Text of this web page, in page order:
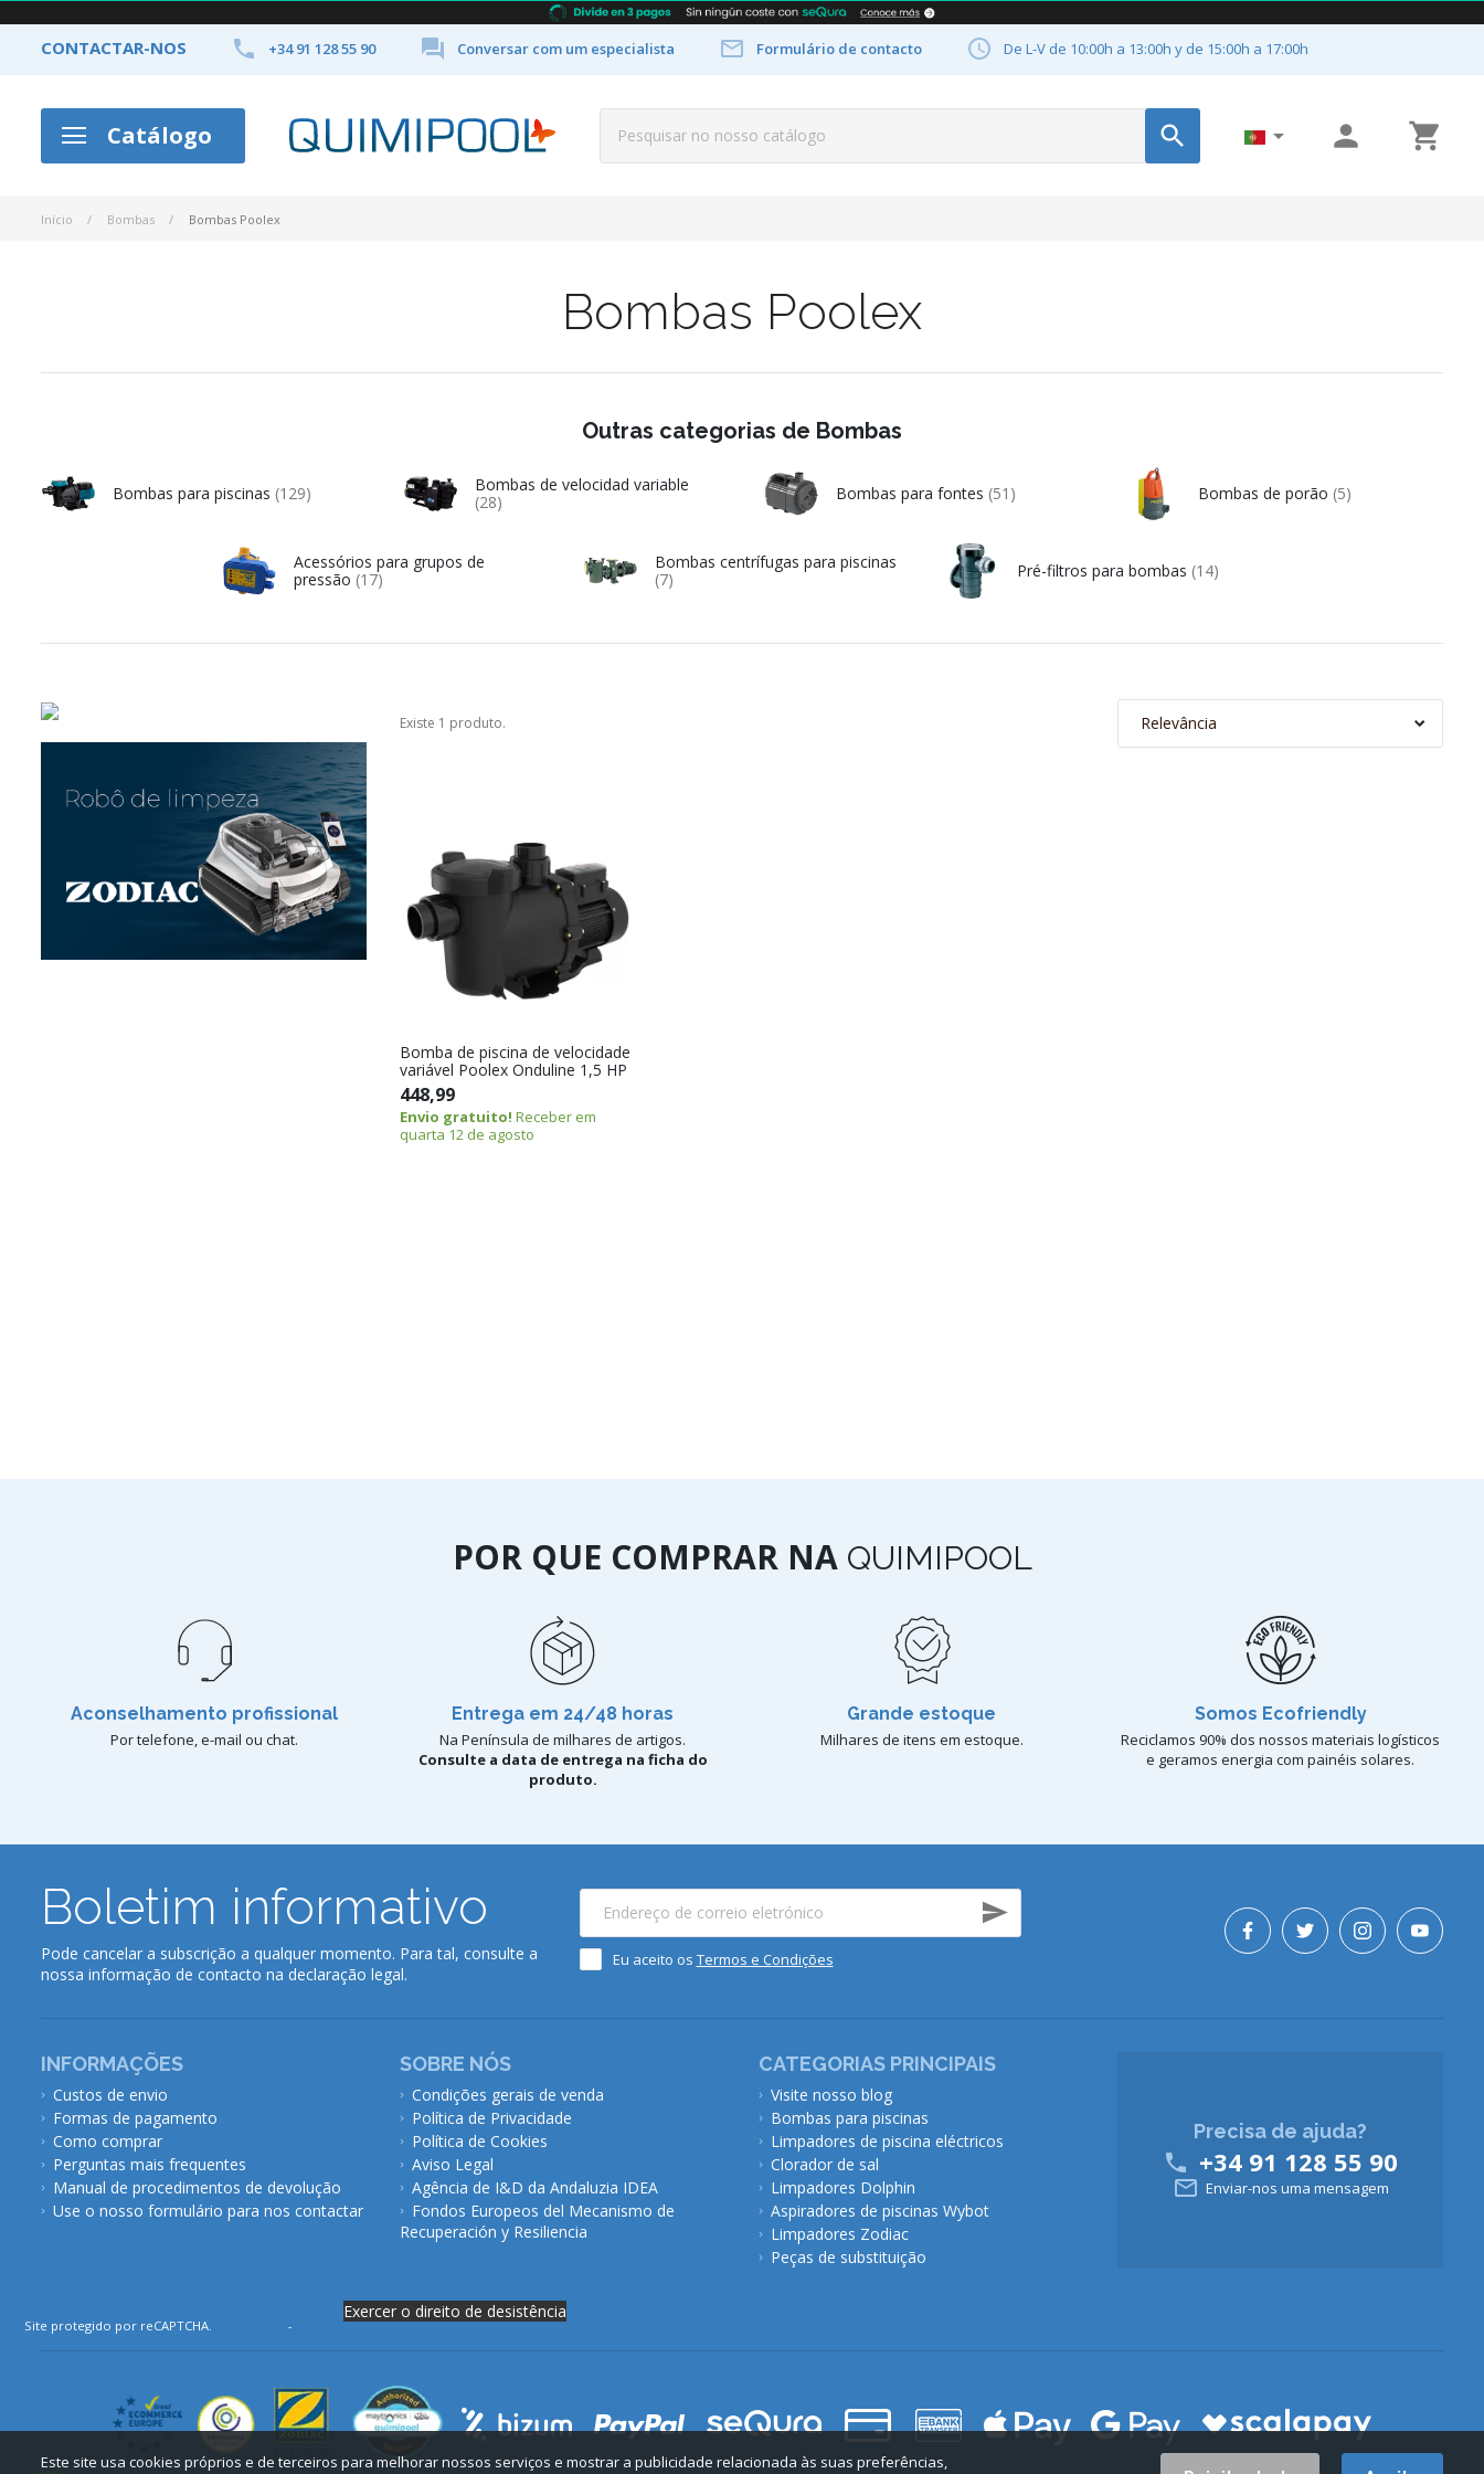
CONTACTAR-NOS  +34 91 128 55 90  Conversar com um especialista  Formulário de contacto  De L-V de 10:00h a 13:00h y de 15:00h a 17:00h
Catálogo    
Início Bombas Bombas Poolex
Bombas Poolex
Outras categorias de Bombas
Bombas para piscinas (129)
Bombas de velocidad variable
(28)
Bombas para fontes (51) Bombas de porão (5)
Acessórios para grupos de
pressão (17)
Bombas centrífugas para piscinas
(7)
Pré-filtros para bombas (14)
Existe 1 produto. Relevância
Bomba de piscina de velocidade
variável Poolex Onduline 1,5 HP
448,99
Envio gratuito! Receber em
quarta 12 de agosto
POR QUE COMPRAR NAQUIMIPOOL
Aconselhamento profissional
Por telefone, e-mail ou chat.
Entrega em 24/48 horas
Na Península de milhares de artigos.
Consulte a data de entrega na ficha do
produto.
Grande estoque
Milhares de itens em estoque.
Somos Ecofriendly
Reciclamos 90% dos nossos materiais logísticos
e geramos energia com painéis solares.
Boletim informativo
Pode cancelar a subscrição a qualquer momento. Para tal, consulte a
nossa informação de contacto na declaração legal.
Eu aceito os Termos e Condições
INFORMAÇÕES
Custos de envio
Formas de pagamento
Como comprar
Perguntas mais frequentes
Manual de procedimentos de devolução
Use o nosso formulário para nos contactar
SOBRE NÓS
Condições gerais de venda
Política de Privacidade
Política de Cookies
Aviso Legal
Agência de I&D da Andaluzia IDEA
Fondos Europeos del Mecanismo de
Recuperación y Resiliencia
CATEGORIAS PRINCIPAIS
Visite nosso blog
Bombas para piscinas
Limpadores de piscina eléctricos
Clorador de sal
Limpadores Dolphin
Aspiradores de piscinas Wybot
Limpadores Zodiac
Peças de substituição
Precisa de ajuda?
 +34 91 128 55 90
 Enviar-nos uma mensagem
Este site usa cookies próprios e de terceiros para melhorar nossos serviços e mostrar a publicidade relacionada às suas preferências,
Site protegido por reCAPTCHA. -
Exercer o direito de desistência